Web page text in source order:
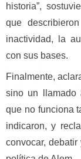
historia”,
que
inactividad, la
con sus bases.
Finalmente,
sino un llamado
que no funciona
indicaron, y
convocar,